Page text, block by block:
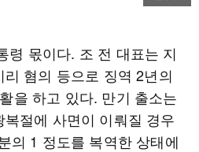
령 몫이다. 조 전 대표는 지
혐의 등으로 징역 2년의
을 하고 있다. 만기 출소는
절에 사면이 이뤄질 경우
의 1 정도를 복역한 상태에